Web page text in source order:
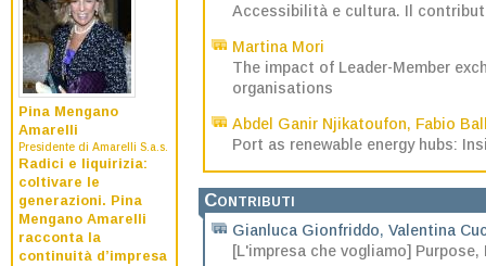
Pina Mengano
Amarelli
Presidente di Amarelli S.a.s.
Radici e liquirizia:
coltivare le
generazioni. Pina
Mengano Amarelli
racconta la
continuità d’impresa
Accessibilità e cultura. Il
Martina Mori
The impact of Leader-Member
organisations
Abdel Ganir Njikatoufon, Fabio
Port as renewable energy hubs:
Contributi
Gianluca Gionfriddo, Valentina
[L'impresa che vogliamo]